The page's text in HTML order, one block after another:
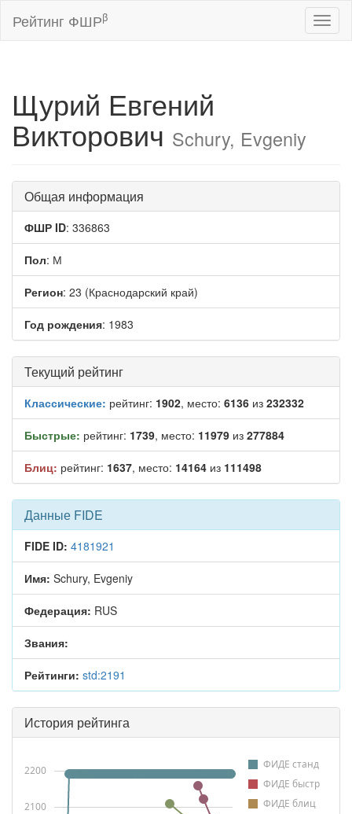
Рейтинг ФШРβ
Щурий Евгений
Викторович Schury, Evgeniy
Общая информация
ФШР ID: 336863
Пол: М
Регион: 23 (Краснодарский край)
Год рождения: 1983
Текущий рейтинг
Классические: рейтинг: 1902, место: 6136 из 232332
Быстрые: рейтинг: 1739, место: 11979 из 277884
Блиц: рейтинг: 1637, место: 14164 из 111498
Данные FIDE
FIDE ID: 4181921
Имя: Schury, Evgeniy
Федерация: RUS
Звания:
Рейтинги: std:2191
История рейтинга
ФИДЕ станд
ФИДЕ быстр
ФИДЕ блиц
2100
2200